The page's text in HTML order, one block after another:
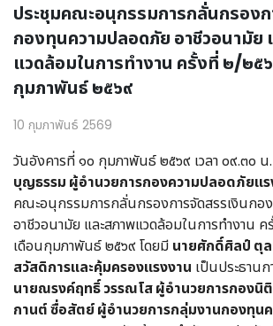
ประชุมคณะอนุกรรมการกลั่นกรองก
กองทุนความปลอดภัย อาชีวอนามัย
แวดล้อมในการทำงาน ครั้งที่ ๒/๒๕๖
กุมภาพันธ์ ๒๕๖๙
10 กุมภาพันธ์ 2569
วันอังคารที่ ๑๐ กุมภาพันธ์ ๒๕๖๙ เวลา ๐๙.๓๐ น.
บุญธรรม ผู้อำนวยการกองความปลอดภัยแร
คณะอนุกรรมการกลั่นกรองการจัดสรรเงินกอ
อาชีวอนามัย และสภาพแวดล้อมในการทำงาน
เดือนกุมภาพันธ์ ๒๕๖๙ โดยมี นายศักดิ์ศิลป์ ตุ
สวัสดิการและคุ้มครองแรงงาน เป็นประธาน
นายณรงค์ฤทธิ์ วรรณโส ผู้อำนวยการกองนิ
กานต์ ซื่อสัตย์ ผู้อำนวยการกลุ่มงานกองทุน